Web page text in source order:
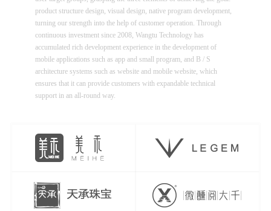
product structure design, visual design, native program development,
turning our strength into the help of customer operation. Through
continuous investment since 2008, Wangtu Technology has
accumulated rich development experience in the development of
mobile applications such as app and small program, and B / S
architecture systems such as website and mobile website, which
ensures that it can provide customers with expandable technical
support in an all-round way.